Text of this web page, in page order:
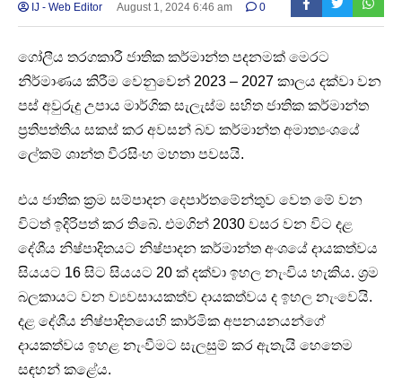
IJ - Web Editor August 1, 2024 6:46 am 0
ගෝලීය තරගකාරී ජාතික කර්මාන්ත පදනමක් මෙරට
නිර්මාණය කිරීම වෙනුවෙන් 2023 – 2027 කාලය දක්වා වන
පස් අවුරුදු උපාය මාර්ගික සැලැස්ම සහිත ජාතික කර්මාන්ත
ප්‍රතිපත්තිය සකස් කර අවසන් බව කර්මාන්ත අමාත්‍යංශයේ
ලේකම් ශාන්ත වීරසිංහ මහතා පවසයි.
එය ජාතික ක්‍රම සම්පාදන දෙපාර්තමේන්තුව වෙත මේ වන
විටත් ඉදිරිපත් කර තිබේ. එමගින් 2030 වසර වන විට දළ
දේශීය නිෂ්පාදිතයට නිෂ්පාදන කර්මාන්ත අංශයේ දායකත්වය
සියයට 16 සිට සියයට 20 ක් දක්වා ඉහල නැංවිය හැකිය. ශ්‍රම
බලකායට වන ව්‍යවසායකත්ව දායකත්වය ද ඉහල නැංවෙයි.
දළ දේශීය නිෂ්පාදිතයෙහි කාර්මික අපනයනයන්ගේ
දායකත්වය ඉහළ නැංවීමට සැලසුම් කර ඇතැයි හෙතෙම
සඳහන් කළේය.